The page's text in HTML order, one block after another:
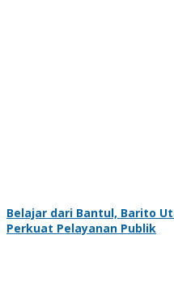
Belajar dari Bantul, Barito
Perkuat Pelayanan Publik